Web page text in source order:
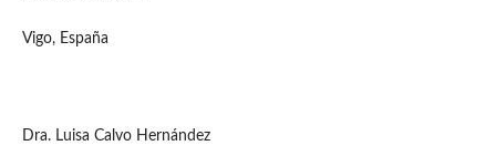
Vigo, España
Dra. Luisa Calvo Hernández